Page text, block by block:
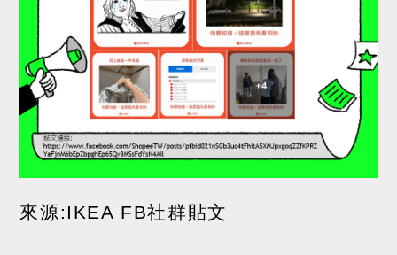
來源:IKEA FB社群貼文